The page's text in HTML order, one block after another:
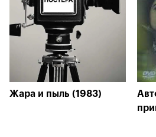
Жара и пыль (1983)